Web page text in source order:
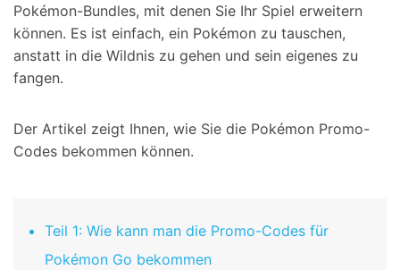
Pokémon-Bundles, mit denen Sie Ihr Spiel erweitern
können. Es ist einfach, ein Pokémon zu tauschen,
anstatt in die Wildnis zu gehen und sein eigenes zu
fangen.
Der Artikel zeigt Ihnen, wie Sie die Pokémon Promo-
Codes bekommen können.
Teil 1: Wie kann man die Promo-Codes für
Pokémon Go bekommen